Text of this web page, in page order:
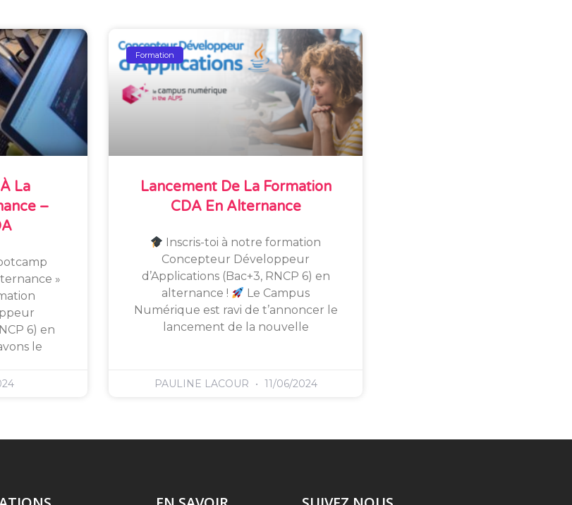
La
–
»
6) en
le
Formation
Lancement De La Formation
CDA En Alternance
Inscris-toi à notre formation
Concepteur Développeur
d’Applications (Bac+3, RNCP 6) en
alternance !
Le Campus
Numérique est ravi de t’annoncer le
lancement de la nouvelle
PAULINE LACOUR 11/06/2024